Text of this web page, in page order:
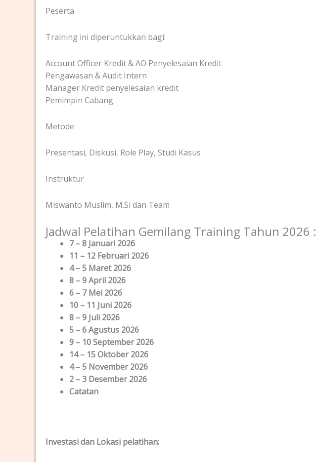
Peserta
Training ini diperuntukkan bagi:
Account Officer Kredit & AO Penyelesaian Kredit
Pengawasan & Audit Intern
Manager Kredit penyelesaian kredit
Pemimpin Cabang
Metode
Presentasi, Diskusi, Role Play, Studi Kasus
Instruktur
Miswanto Muslim, M.Si dan Team
Jadwal Pelatihan Gemilang Training Tahun 2026 :
7 – 8 Januari 2026
11 – 12 Februari 2026
4 – 5 Maret 2026
8 – 9 April 2026
6 – 7 Mei 2026
10 – 11 Juni 2026
8 – 9 Juli 2026
5 – 6 Agustus 2026
9 – 10 September 2026
14 – 15 Oktober 2026
4 – 5 November 2026
2 – 3 Desember 2026
Catatan
Investasi dan Lokasi pelatihan: